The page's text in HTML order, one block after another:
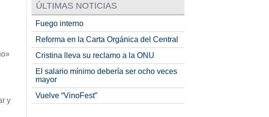
y
ÚLTIMAS NOTICIAS
Fuego interno
Reforma en la Carta Orgánica del Central
Cristina lleva su reclamo a la ONU
El salario mínimo debería ser ocho veces
mayor
Vuelve “VinoFest”